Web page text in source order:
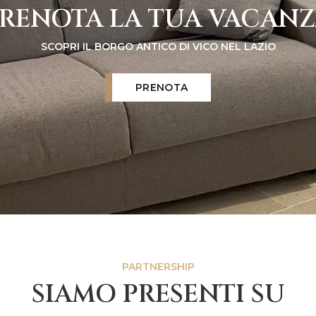
LA TUA
SCOPRI IL BORGO ANTICO DI VICO NEL LAZIO
PRENOTA
PARTNERSHIP
SIAMO PRESENTI SU